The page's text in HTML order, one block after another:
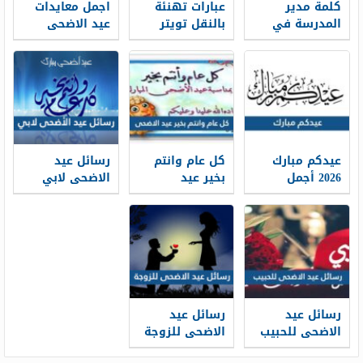
كلمة مدير
المدرسة في
بداية العام
الدراسي 1448
جاهزة للطباعة
عبارات تهنئة
بالنقل تويتر
1448 بالصور
اجمل معايدات
عيد الاضحى
المبارك 2026-
1448
عيدكم مبارك
2026 أجمل
كلمات وعبارات
وصور تهنئة
عيد الاضحى
1448
كل عام وانتم
بخير عيد
الاضحى 2026 ،
أجمل معايدات
كل عام وانتم
بخير 1448
رسائل عيد
الاضحى لابي
2026 … اجمل
رسائل عيد
الاضحى للحبيب
قصيرة 2026 ..
رسائل عيد
الاضحى للزوجة
2026 … مسجات